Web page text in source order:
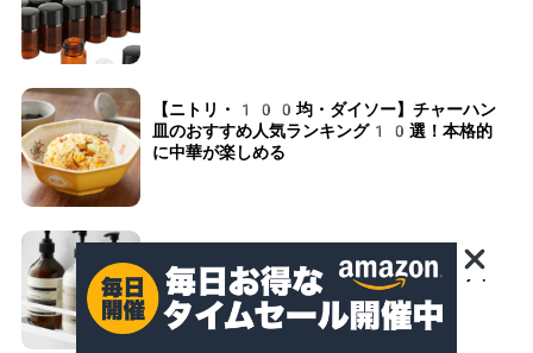
【ニトリ・100均・ダイソー】チャーハン
皿のおすすめ人気ランキング10選！本格的
に中華が楽しめる
【ニトリ・無印・100均】シャンプーラッ
クのおすすめ人気ランキング10選！吊り下
げ式やマグネットタイプなども